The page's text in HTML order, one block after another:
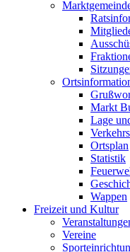
Markt
Lage
Ortsplan
Statistik
Wappen
Freizeit und Kultur
Vereine